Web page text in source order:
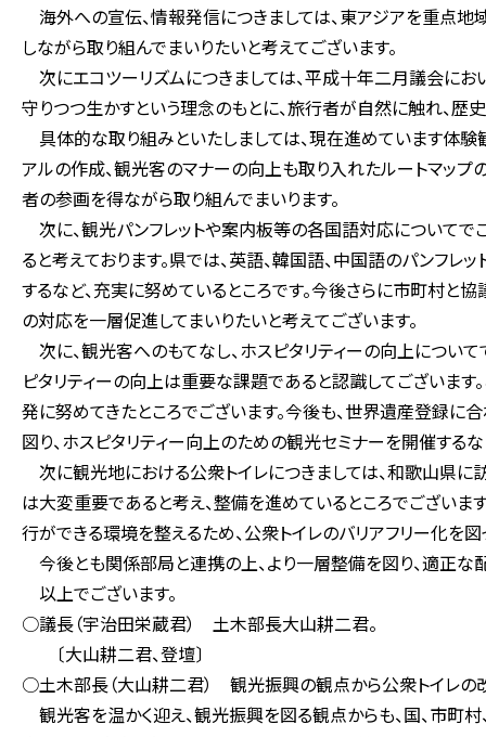
海外への宣伝、情報発信につきましては、東アジアを重点
しながら取り組んでまいりたいと考えてございます。
次にエコツーリズムにつきましては、平成十年二月議会に
守りつつ生かすという理念のもとに、旅行者が自然に触れ、歴
具体的な取り組みといたしましては、現在進めています体験
アルの作成、観光客のマナーの向上も取り入れたルートマッ
者の参画を得ながら取り組んでまいります。
次に、観光パンフレットや案内板等の各国語対応について
ると考えております。県では、英語、韓国語、中国語のパンフ
するなど、充実に努めているところです。今後さらに市町村
の対応を一層促進してまいりたいと考えてございます。
次に、観光客へのもてなし、ホスピタリティーの向上につい
ピタリティーの向上は重要な課題であると認識してございま
発に努めてきたところでございます。今後も、世界遺産登録
図り、ホスピタリティー向上のための観光セミナーを開催する
次に観光地における公衆トイレにつきましては、和歌山県に
は大変重要であると考え、整備を進めているところでござい
行ができる環境を整えるため、公衆トイレのバリアフリー化を図
今後とも関係部局と連携の上、より一層整備を図り、適正な
以上でございます。
○議長（宇治田栄蔵君） 土木部長大山耕二君。
〔大山耕二君、登壇〕
○土木部長（大山耕二君） 観光振興の観点から公衆トイレの
観光客を温かく迎え、観光振興を図る観点からも、国、市町